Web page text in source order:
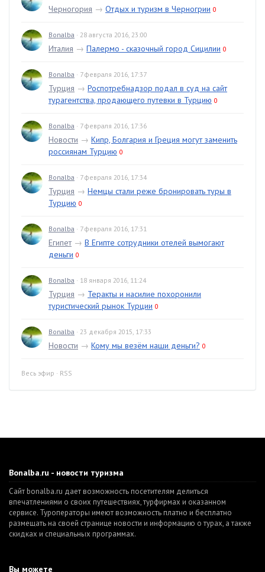
Черногория → Отдых и туризм в Черногрии 0
Bonalba · 28 августа 2016, 23:00
Италия → Палермо - сказочный город Сицилии 0
Bonalba · 7 февраля 2016, 17:37
Турция → Роспотребнадзор подал в суд на сайт
турагентства, продающего путевки в Турцию 0
Bonalba · 7 февраля 2016, 17:36
Новости → Кипр, Болгария и Греция могут заменить
россиянам Турцию 0
Bonalba · 7 февраля 2016, 17:34
Турция → Немцы стали реже бронировать туры в
Турцию 0
Bonalba · 7 февраля 2016, 17:31
Египет→ В Египте сотрудники отелей вымогают
деньги 0
Bonalba · 18 января 2016, 11:24
Турция → Теракты и насилие похоронили
туристический рынок Турции 0
Bonalba · 23 декабря 2015, 17:33
Новости → Кому мы везём наши деньги? 0
Весь эфир · RSS
Bonalba.ru - новости туризма
Сайт bonalba.ru дает возможность посетителям делиться
впечатлениями о своих путешествиях, турфирмах и оказанном
сервисе. Туроператоры имеют возможность платно и бесплатно
размещать на своей странице новости и информацию о турах, а также
скидках и специальных программах.
Вы можете